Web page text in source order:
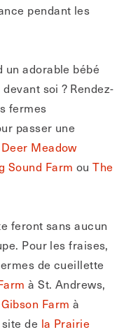
pendant les
un adorable bébé
soi ? Rendez-
fermes
passer une
Deer Meadow
Sound Farm ouThe
feront sans aucun
Pour les fraises,
de cueillette
à St. Andrews,
Gibson Farm à
de la Prairie